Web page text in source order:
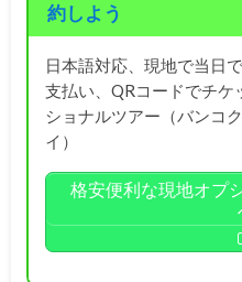
約しよう
日本語対応、現地で当日
支払い、QRコードでチ
ショナルツアー（バンコ
イ）
格安便利な現地オプ